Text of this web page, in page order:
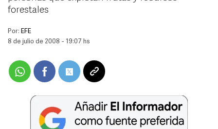
forestales
Por: EFE
8 de julio de 2008 - 19:07 hs